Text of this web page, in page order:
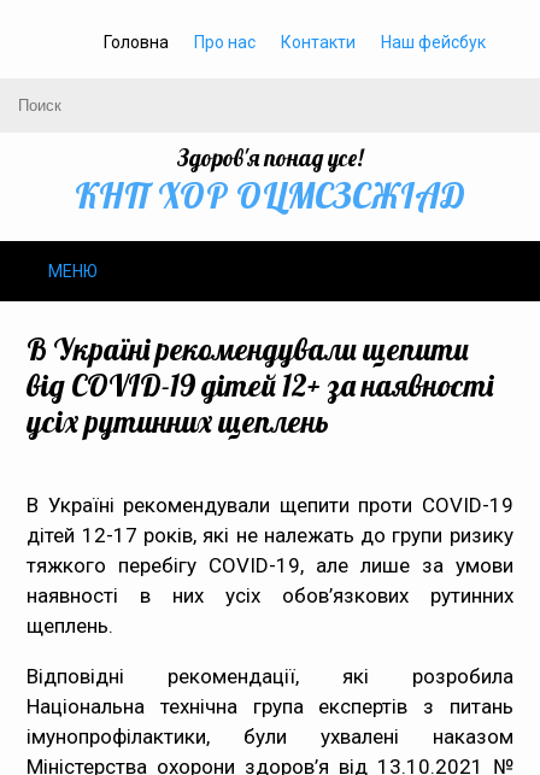
Головна Про нас Контакти Наш фейсбук
Здоров'я понад усе!
КНП ХОР ОЦМСЗСЖIАД
МЕНЮ
Громадське здоров’я
Громадянам
Медпрацівникам
Статистика
Документи
Контакти
В Україні рекомендували щепити
від COVID-19 дітей 12+ за наявності
усіх рутинних щеплень
В Україні рекомендували щепити проти COVID-19
дітей 12-17 років, які не належать до групи ризику
тяжкого перебігу COVID-19, але лише за умови
наявності в них усіх обов’язкових рутинних
щеплень.
Відповідні рекомендації, які розробила
Національна технічна група експертів з питань
імунопрофілактики, були ухвалені наказом
Міністерства охорони здоров’я від 13.10.2021 №